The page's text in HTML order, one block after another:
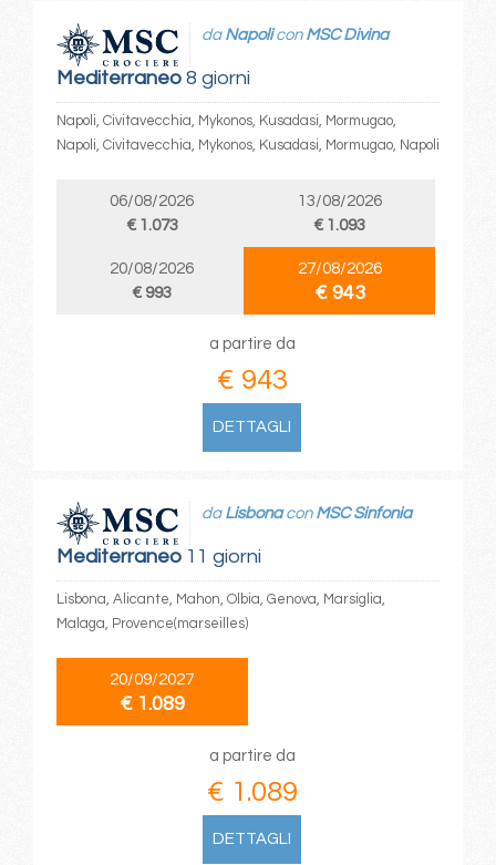
Mediterraneo8 giorni
da Napolicon MSC Divina
Napoli, Civitavecchia, Mykonos, Kusadasi, Mormugao,
Napoli, Civitavecchia, Mykonos, Kusadasi, Mormugao, Napoli
06/08/2026
€ 1.073
13/08/2026
€ 1.093
20/08/2026
€ 993
27/08/2026
€ 943
a partire da
€ 943
DETTAGLI
Mediterraneo11 giorni
da Lisbonacon MSC Sinfonia
Lisbona, Alicante, Mahon, Olbia, Genova, Marsiglia,
Malaga, Provence(marseilles)
20/09/2027
€ 1.089
a partire da
€ 1.089
DETTAGLI